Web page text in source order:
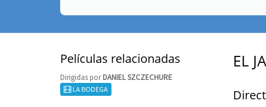
Películas relacionadas
Dirigidas porDANIEL SZCZECHURE
LA BODEGA
EL